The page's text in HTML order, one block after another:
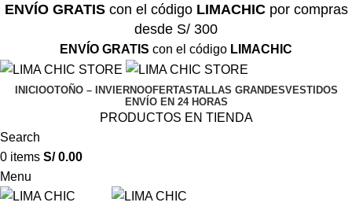
ENVÍO GRATIScon el código LIMACHICpor compras
desde S/ 300
ENVÍO GRATIS con el código LIMACHIC
INICIOOTOÑO – INVIERNOOFERTASTALLAS GRANDESVESTIDOS
ENVÍO EN 24 HORAS
PRODUCTOS EN TIENDA
Search
0 items S/0.00
Menu